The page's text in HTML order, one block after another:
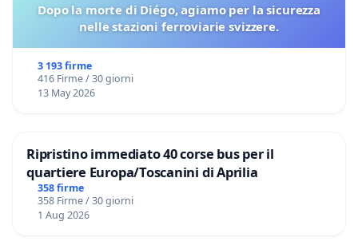
Dopo la morte di Diégo, agiamo per la sicurezza
nelle stazioni ferroviarie svizzere.
3 193 firme
416 Firme / 30 giorni
13 May 2026
Ripristino immediato 40 corse bus per il
quartiere Europa/Toscanini di Aprilia
358 firme
358 Firme / 30 giorni
1 Aug 2026